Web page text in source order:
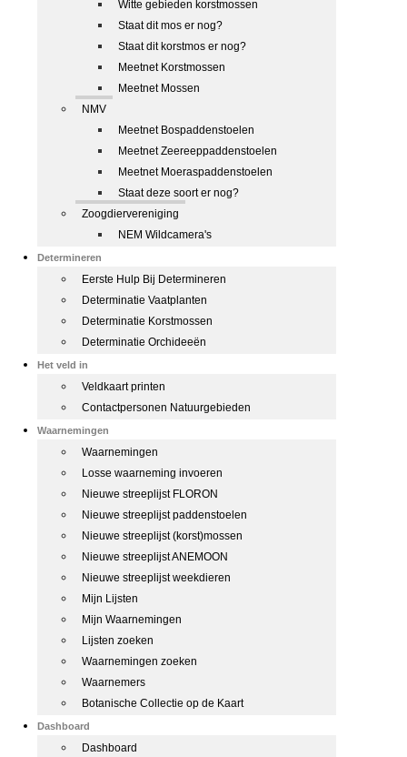
Witte gebieden korstmossen
Staat dit mos er nog?
Staat dit korstmos er nog?
Meetnet Korstmossen
Meetnet Mossen
NMV
Meetnet Bospaddenstoelen
Meetnet Zeereeppaddenstoelen
Meetnet Moeraspaddenstoelen
Staat deze soort er nog?
Zoogdiervereniging
NEM Wildcamera's
Determineren
Eerste Hulp Bij Determineren
Determinatie Vaatplanten
Determinatie Korstmossen
Determinatie Orchideeën
Het veld in
Veldkaart printen
Contactpersonen Natuurgebieden
Waarnemingen
Waarnemingen
Losse waarneming invoeren
Nieuwe streeplijst FLORON
Nieuwe streeplijst paddenstoelen
Nieuwe streeplijst (korst)mossen
Nieuwe streeplijst ANEMOON
Nieuwe streeplijst weekdieren
Mijn Lijsten
Mijn Waarnemingen
Lijsten zoeken
Waarnemingen zoeken
Waarnemers
Botanische Collectie op de Kaart
Dashboard
Dashboard